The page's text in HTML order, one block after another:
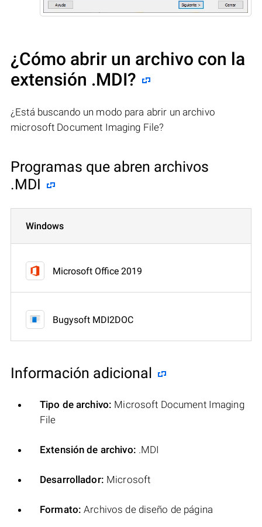
¿Cómo abrir un archivo con la
extensión .MDI?
¿Está buscando un modo para abrir un archivo
microsoft Document Imaging File?
Programas que abren archivos
.MDI
Windows
Microsoft Office 2019
Bugysoft MDI2DOC
Información adicional
Tipo de archivo: Microsoft Document Imaging
File
Extensión de archivo: .MDI
Desarrollador: Microsoft
Formato: Archivos de diseño de página